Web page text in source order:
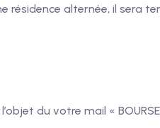
résidence alternée, il sera
du votre mail «